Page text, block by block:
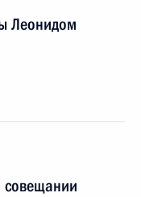
Леонидом
совещании